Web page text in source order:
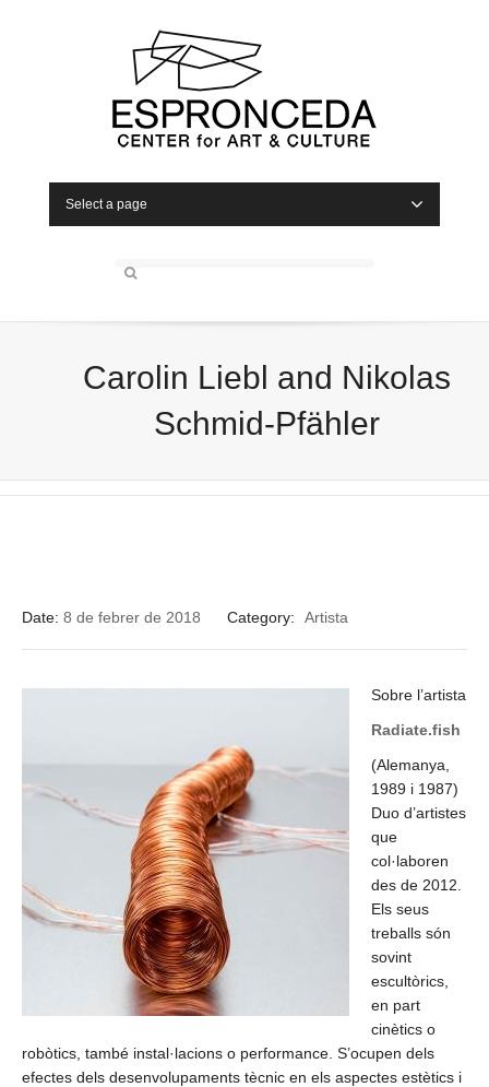
Select a page
Carolin Liebl and Nikolas
Schmid-Pfähler
Date: 8 de febrer de 2018 Category: Artista
Sobre l’artista
Radiate.fish
(Alemanya,
1989 i 1987)
Duo d’artistes
que
col·laboren
des de 2012.
Els seus
treballs són
sovint
escultòrics,
en part
cinètics o
robòtics, també instal·lacions o performance. S’ocupen dels
efectes dels desenvolupaments tècnic en els aspectes estètics i